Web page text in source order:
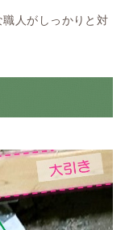
職人がしっかりと対